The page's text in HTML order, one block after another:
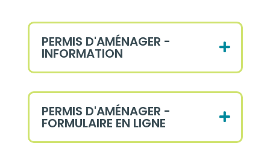
PERMIS D'AMÉNAGER -
INFORMATION
PERMIS D'AMÉNAGER -
FORMULAIRE EN LIGNE